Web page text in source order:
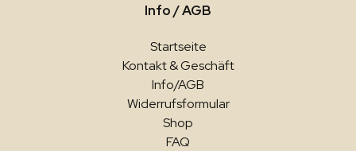
Info / AGB
Startseite
Kontakt & Geschäft
Info/AGB
Widerrufsformular
Shop
FAQ